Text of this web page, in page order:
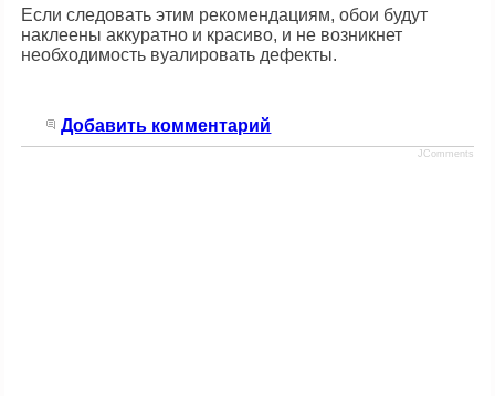
Если следовать этим рекомендациям, обои будут
наклеены аккуратно и красиво, и не возникнет
необходимость вуалировать дефекты.
Добавить комментарий
JComments